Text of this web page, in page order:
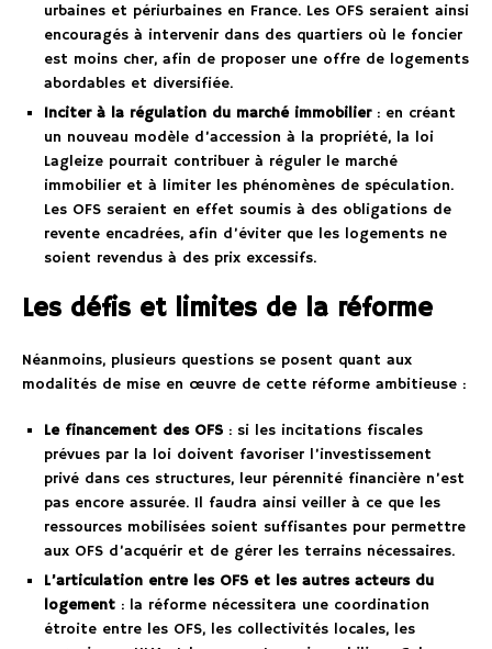
urbaines et périurbaines en France. Les OFS seraient ainsi
encouragés à intervenir dans des quartiers où le foncier
est moins cher, afin de proposer une offre de logements
abordables et diversifiée.
Inciter à la régulation du marché immobilier: en créant
un nouveau modèle d’accession à la propriété, la loi
Lagleize pourrait contribuer à réguler le marché
immobilier et à limiter les phénomènes de spéculation.
Les OFS seraient en effet soumis à des obligations de
revente encadrées, afin d’éviter que les logements ne
soient revendus à des prix excessifs.
Les défis et limites de la réforme
Néanmoins, plusieurs questions se posent quant aux
modalités de mise en œuvre de cette réforme ambitieuse :
Le financement des OFS : si les incitations fiscales
prévues par la loi doivent favoriser l’investissement
privé dans ces structures, leur pérennité financière n’est
pas encore assurée. Il faudra ainsi veiller à ce que les
ressources mobilisées soient suffisantes pour permettre
aux OFS d’acquérir et de gérer les terrains nécessaires.
L’articulation entre les OFS et les autres acteurs du
logement : la réforme nécessitera une coordination
étroite entre les OFS, les collectivités locales, les